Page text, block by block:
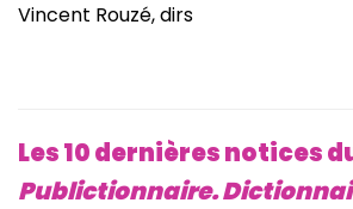
Vincent Rouzé, dirs
Les 10 dernières notices
Publictionnaire.